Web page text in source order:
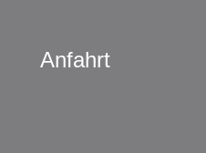
Anfahrt